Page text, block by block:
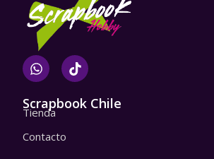
W
h
t
s
p
T
i
t
Scrapbook Chile
Tienda
Contacto